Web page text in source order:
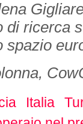
di ricerca
spazio
Italia